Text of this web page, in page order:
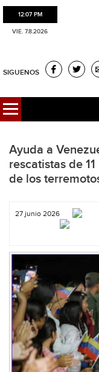
12:07 PM
VIE. 7.8.2026
SIGUENOS
Ayuda a
rescatistas de
de los
27 junio 2026